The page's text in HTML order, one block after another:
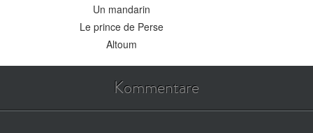
Un mandarin
Le prince de Perse
Altoum
Kommentare